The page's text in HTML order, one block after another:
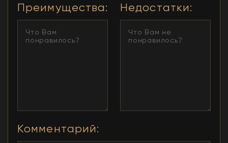
Преимущества: Недостатки:
Комментарий: